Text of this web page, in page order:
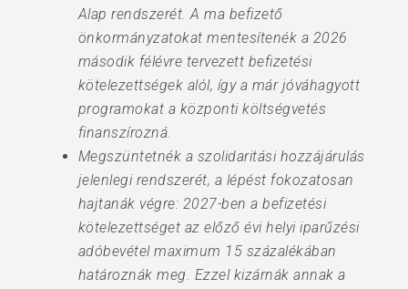
Alap rendszerét. A ma befizető
önkormányzatokat mentesítenék a 2026
második félévre tervezett befizetési
kötelezettségek alól, így a már jóváhagyott
programokat a központi költségvetés
finanszírozná.
Megszüntetnék a szolidaritási hozzájárulás
jelenlegi rendszerét, a lépést fokozatosan
hajtanák végre: 2027-ben a befizetési
kötelezettséget az előző évi helyi iparűzési
adóbevétel maximum 15 százalékában
határoznák meg. Ezzel kizárnák annak a